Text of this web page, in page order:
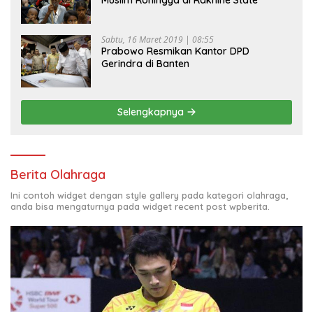
Sabtu, 16 Maret 2019 | 08:55
Prabowo Resmikan Kantor DPD
Gerindra di Banten
Selengkapnya
Berita Olahraga
Ini contoh widget dengan style gallery pada kategori olahraga,
anda bisa mengaturnya pada widget recent post wpberita.